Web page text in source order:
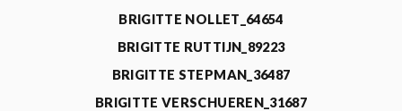
BRIGITTE NOLLET_64654
BRIGITTE RUTTIJN_89223
BRIGITTE STEPMAN_36487
BRIGITTE VERSCHUEREN_31687